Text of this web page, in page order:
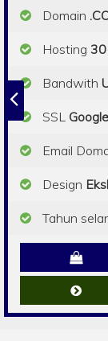
Domain
Hosting
Bandwith
SSL
Email
Design
Tahun